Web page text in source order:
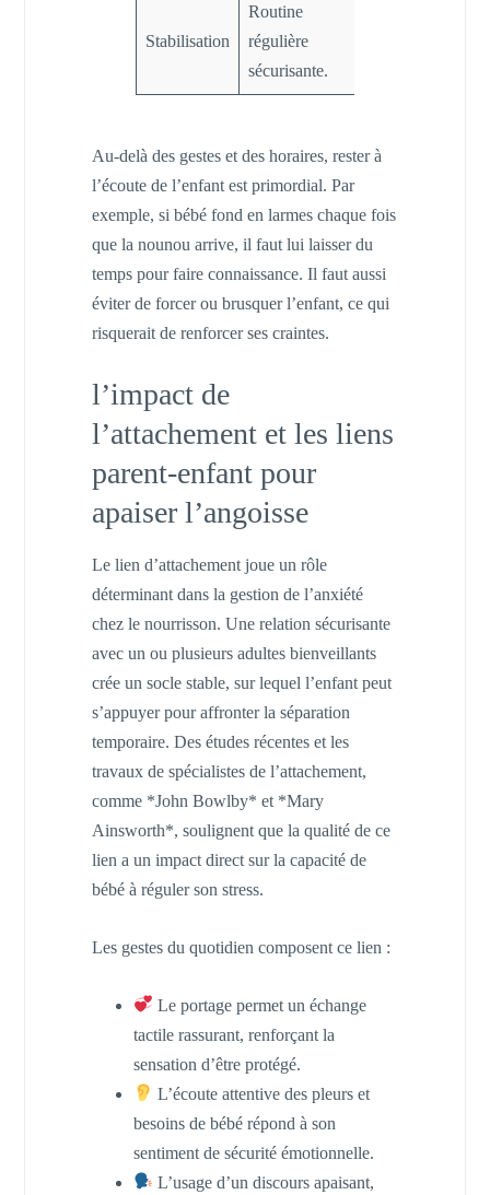
Stabilisation
Routine
régulière
sécurisante.
Au-delà des gestes et des horaires, rester à
l’écoute de l’enfant est primordial. Par
exemple, si bébé fond en larmes chaque fois
que la nounou arrive, il faut lui laisser du
temps pour faire connaissance. Il faut aussi
éviter de forcer ou brusquer l’enfant, ce qui
risquerait de renforcer ses craintes.
l’impact de
l’attachement et les liens
parent-enfant pour
apaiser l’angoisse
Le lien d’attachement joue un rôle
déterminant dans la gestion de l’anxiété
chez le nourrisson. Une relation sécurisante
avec un ou plusieurs adultes bienveillants
crée un socle stable, sur lequel l’enfant peut
s’appuyer pour affronter la séparation
temporaire. Des études récentes et les
travaux de spécialistes de l’attachement,
comme *John Bowlby* et *Mary
Ainsworth*, soulignent que la qualité de ce
lien a un impact direct sur la capacité de
bébé à réguler son stress.
Les gestes du quotidien composent ce lien :
Le portage permet un échange
tactile rassurant, renforçant la
sensation d’être protégé.
L’écoute attentive des pleurs et
besoins de bébé répond à son
sentiment de sécurité émotionnelle.
L’usage d’un discours apaisant,